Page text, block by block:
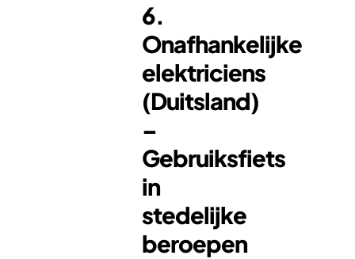
6.
Onafhankelijke
elektriciens
(Duitsland)
–
Gebruiksfiets
in
stedelijke
beroepen